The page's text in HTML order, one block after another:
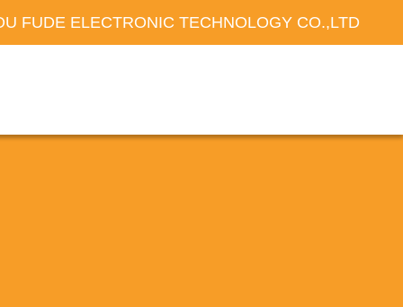
FUDE ELECTRONIC TECHNOLOGY CO.,LTD